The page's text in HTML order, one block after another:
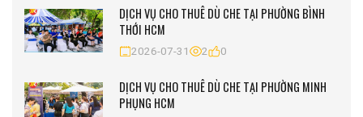
DỊCH VỤ CHO THUÊ DÙ CHE TẠI PHƯỜNG BÌNH
THỚI HCM
2026-07-31 2 0
DỊCH VỤ CHO THUÊ DÙ CHE TẠI PHƯỜNG MINH
PHỤNG HCM